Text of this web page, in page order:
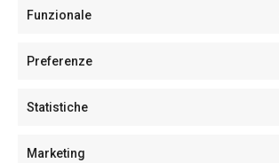
Funzionale
Preferenze
Statistiche
Marketing
Sede:Via Cristoforo Colombo 09013 Carbonia
Partita IVA02270380922
128/2020 del 10/02/2020